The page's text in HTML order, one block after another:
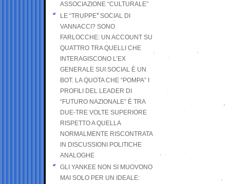
ASSOCIAZIONE “CULTURALE”
LE “TRUPPE” SOCIAL DI
VANNACCI? SONO
FARLOCCHE: UN ACCOUNT SU
QUATTRO TRA QUELLI CHE
INTERAGISCONO L’EX
GENERALE SUI SOCIAL È UN
BOT. LA QUOTA CHE “POMPA” I
PROFILI DEL LEADER DI
“FUTURO NAZIONALE” È TRA
DUE-TRE VOLTE SUPERIORE
RISPETTO A QUELLA
NORMALMENTE RISCONTRATA
IN DISCUSSIONI POLITICHE
ANALOGHE
GLI YANKEE NON SI MUOVONO
MAI SOLO PER UN IDEALE: